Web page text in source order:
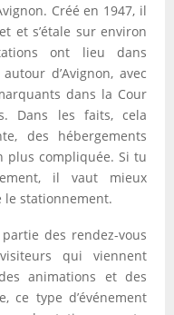
Créé en 1947, il
et s’étale sur environ
ont lieu dans
d’Avignon, avec
dans la Cour
Dans les faits, cela
des hébergements
plus compliquée. Si tu
il vaut mieux
le stationnement.
des rendez-vous
qui viennent
animations et des
ce type d’événement